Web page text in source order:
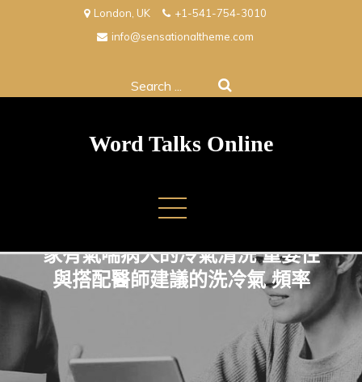
London, UK
+1-541-754-3010
info@sensationaltheme.com
Search
Word Talks Online
家有氣喘病人的冷氣清洗 重要性
與搭配醫師建議的洗冷氣 頻率